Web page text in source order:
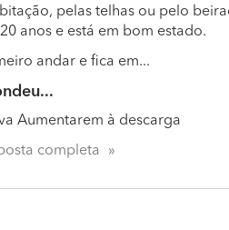
pelas telhas ou pelo
anos e está em bom estado.
andar e fica em...
Aumentarem à descarga
completa